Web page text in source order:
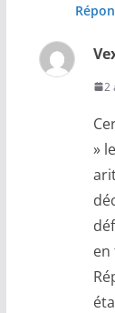
2
»
en